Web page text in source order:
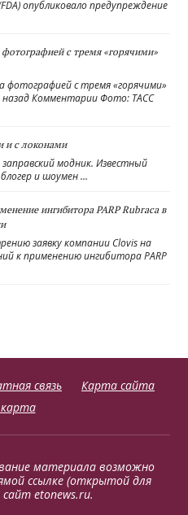
опубликовало предупреждение
с тремя «горячими»
фотографией с тремя «горячими»
назад Комментарии Фото: ТАСС
и с локонами
модник. Известный
и шоумен …
ингибитора PARP Rubraca в
заявку компании Clovis на
к применению ингибитора PARP
связь
Карта сайта
карта
материала возможно
ссылке (открытой для
сайт etonews.ru.